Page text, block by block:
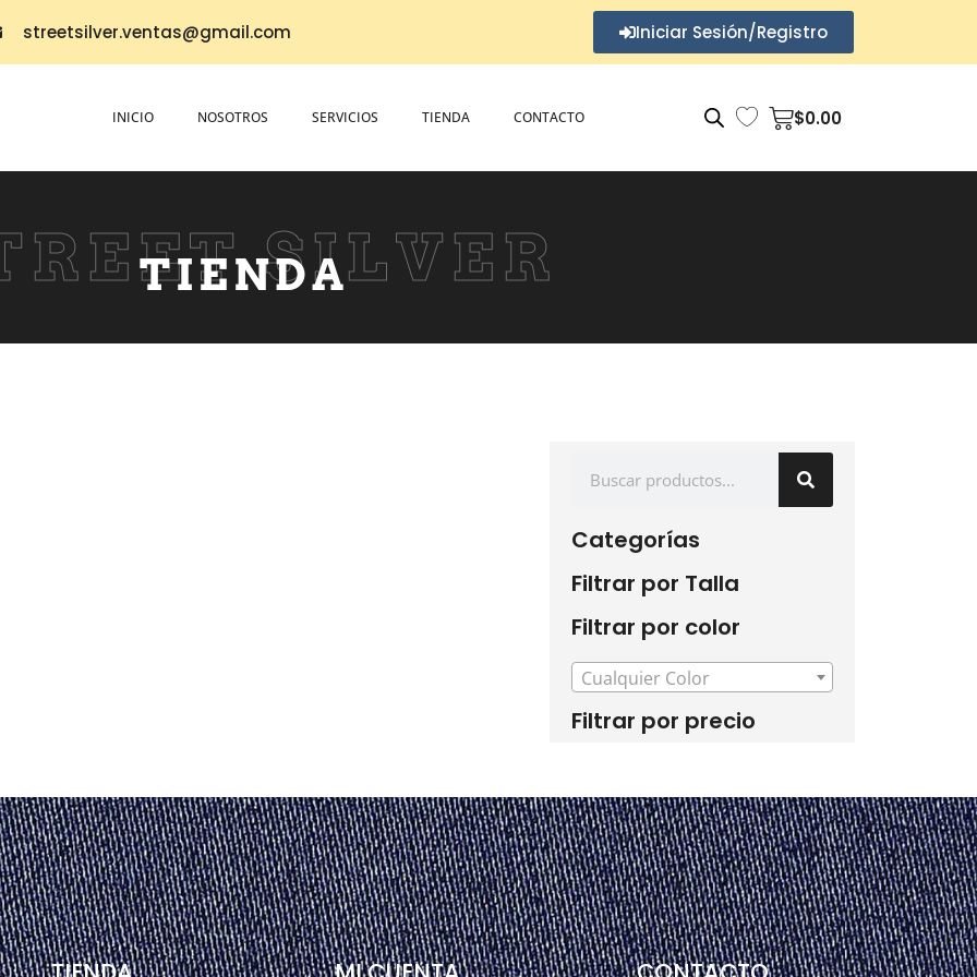
streetsilver.ventas@gmail.com Iniciar Sesión/Registro
INICIO NOSOTROS SERVICIOS TIENDA CONTACTO $0.00
SILVER
TIENDA
Categorías
Filtrar por Talla
Filtrar por color
Cualquier Color
Filtrar por precio